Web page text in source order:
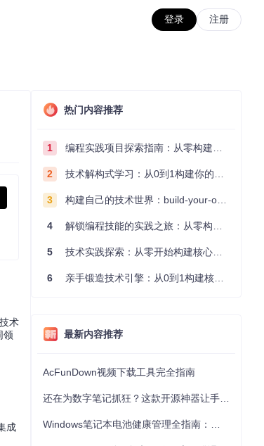
登录 注册
术
领
成
热门内容推荐
1 编程实践项目探索指南：从零构建技术能力体系
2 技术解构式学习：从0到1构建你的编程知识体系
3 构建自己的技术世界：build-your-own-x项目的实践探索指南
4 解锁编程技能的实践之旅：从零构建你的技术世界
5 技术实践探索：从零开始构建核心系统的实践指南
6 亲手锻造技术引擎：从0到1构建核心系统的实践指南
最新内容推荐
AcFunDown视频下载工具完全指南